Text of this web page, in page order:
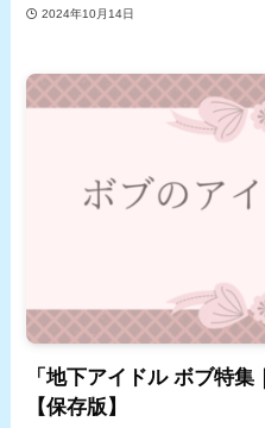
2024年10月14日
「地下アイドル ボブ特
【保存版】